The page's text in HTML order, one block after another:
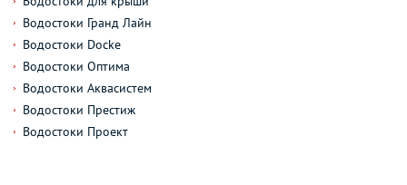
Водостоки Гранд Лайн
Водостоки Docke
Водостоки Оптима
Водостоки Аквасистем
Водостоки Престиж
Водостоки Проект